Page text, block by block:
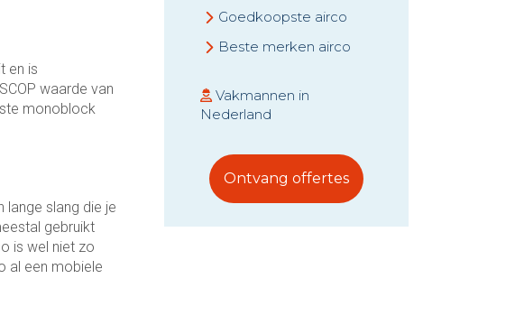
en is
waarde van
monoblock
slang die je
gebruikt
is wel niet zo
al een mobiele
Goedkoopste airco
Beste merken airco
Vakmannen in
Nederland
Ontvang offertes